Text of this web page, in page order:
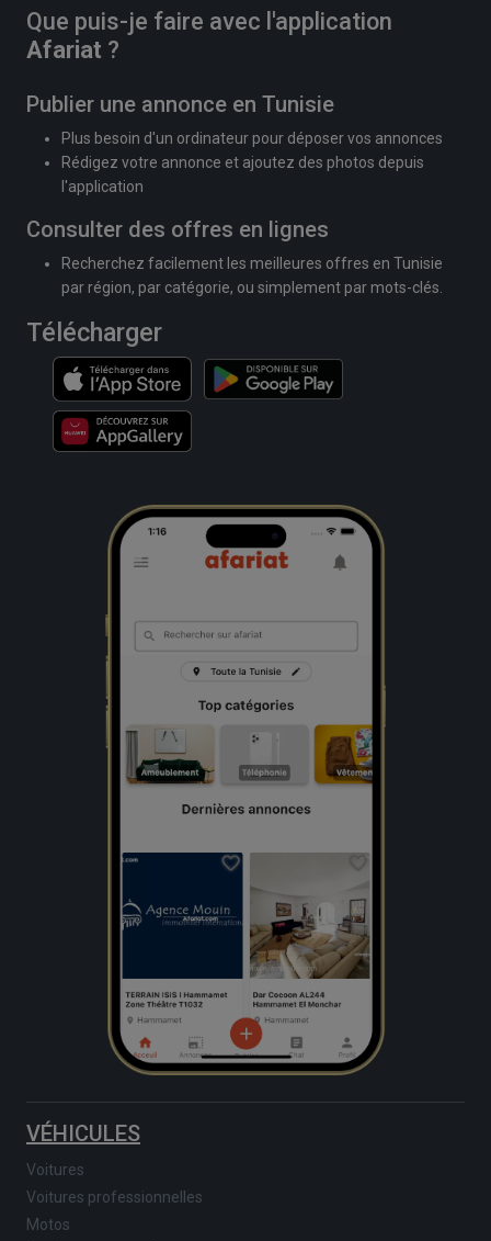
Que puis-je faire avec l'application
Afariat ?
Publier une annonce en Tunisie
Plus besoin d'un ordinateur pour déposer vos annonces
Rédigez votre annonce et ajoutez des photos depuis
l'application
Consulter des offres en lignes
Recherchez facilement les meilleures offres en Tunisie
par région, par catégorie, ou simplement par mots-clés.
Télécharger
VÉHICULES
Voitures
Voitures professionnelles
Motos